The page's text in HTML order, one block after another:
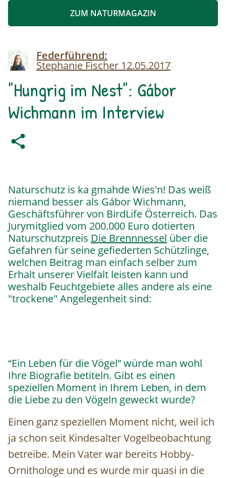
ZUM NATURMAGAZIN
ImageFederführend:
Stephanie Fischer 12.05.2017
"Hungrig im Nest": Gábor
Wichmann im Interview
Naturschutz is ka gmahde Wies'n! Das weiß
niemand besser als Gábor Wichmann,
Geschäftsführer von BirdLife Österreich. Das
Jurymitglied vom 200.000 Euro dotierten
Naturschutzpreis Die Brennnessel über die
Gefahren für seine gefiederten Schützlinge,
welchen Beitrag man einfach selber zum
Erhalt unserer Vielfalt leisten kann und
weshalb Feuchtgebiete alles andere als eine
"trockene" Angelegenheit sind:
“Ein Leben für die Vögel” würde man wohl
Ihre Biografie betiteln. Gibt es einen
speziellen Moment in Ihrem Leben, in dem
die Liebe zu den Vögeln geweckt wurde?
Einen ganz speziellen Moment nicht, weil ich
ja schon seit Kindesalter Vogelbeobachtung
betreibe. Mein Vater war bereits Hobby-
Ornithologe und es wurde mir quasi in die